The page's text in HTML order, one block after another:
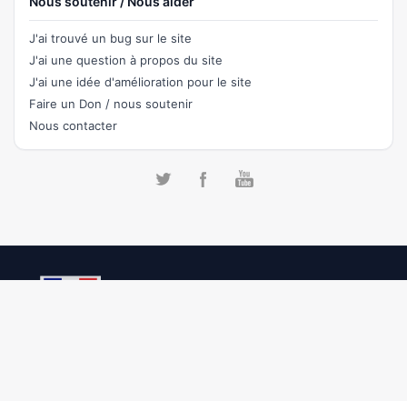
J'ai trouvé un bug sur le site
J'ai une question à propos du site
J'ai une idée d'amélioration pour le site
Faire un Don / nous soutenir
Nous contacter